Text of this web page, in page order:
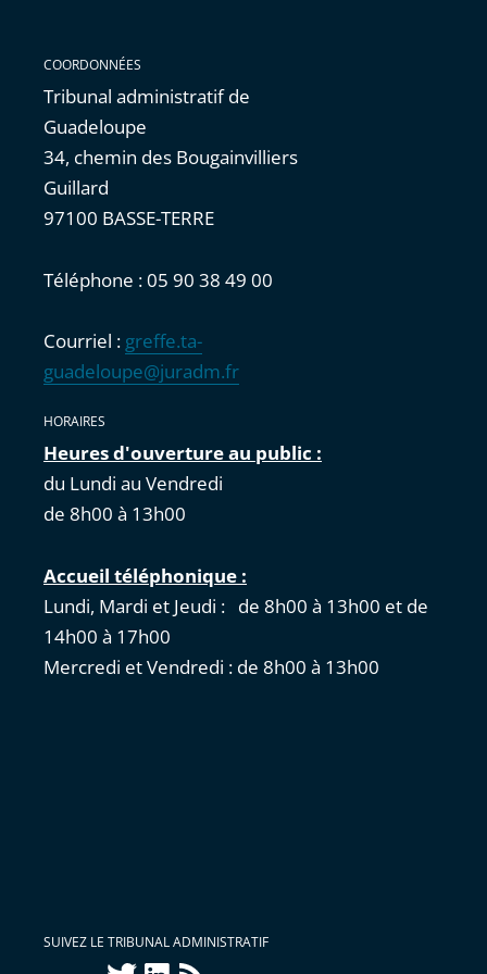
COORDONNÉES
Tribunal administratif de
Guadeloupe
34, chemin des Bougainvilliers
Guillard
97100 BASSE-TERRE
Téléphone : 05 90 38 49 00
Courriel : greffe.ta-
guadeloupe@juradm.fr
HORAIRES
Heures d'ouverture au public :
du Lundi au Vendredi
de 8h00 à 13h00
Accueil téléphonique :
Lundi, Mardi et Jeudi : de 8h00 à 13h00 et de
14h00 à 17h00
Mercredi et Vendredi : de 8h00 à 13h00
SUIVEZ LE TRIBUNAL ADMINISTRATIF